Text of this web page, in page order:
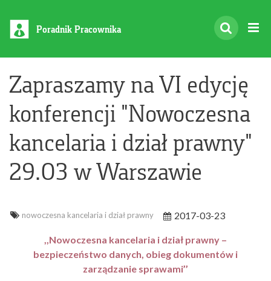
Poradnik Pracownika
Zapraszamy na VI edycję
konferencji "Nowoczesna
kancelaria i dział prawny"
29.03 w Warszawie
nowoczesna kancelaria i dział prawny 2017-03-23
,,Nowoczesna kancelaria i dział prawny –
bezpieczeństwo danych, obieg dokumentów i
zarządzanie sprawami’’